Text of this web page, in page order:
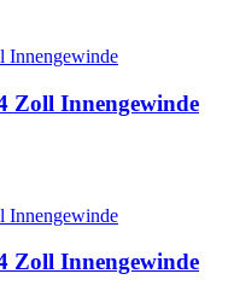
Zoll Innengewinde
Zoll Innengewinde